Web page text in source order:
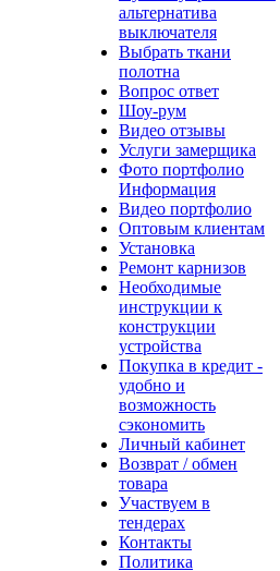
альтернатива
выключателя
Выбрать ткани
полотна
Вопрос ответ
Шоу-рум
Видео отзывы
Услуги замерщика
Фото портфолио
Информация
Видео портфолио
Оптовым клиентам
Установка
Ремонт карнизов
Необходимые
инструкции к
конструкции
устройства
Покупка в кредит -
удобно и
возможность
сэкономить
Личный кабинет
Возврат / обмен
товара
Участвуем в
тендерах
Контакты
Политика